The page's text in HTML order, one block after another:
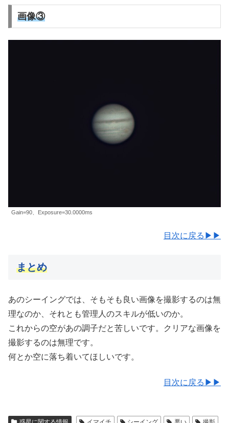
画像③
Gain=90、Exposure=30.0000ms
目次に戻る▶▶
まとめ
あのシーイングでは、そもそも良い画像を撮影するのは無
理なのか、それとも管理人のスキルが低いのか。
これからの空があの調子だと苦しいです。クリアな画像を
撮影するのは無理です。
何とか空に落ち着いてほしいです。
目次に戻る▶▶